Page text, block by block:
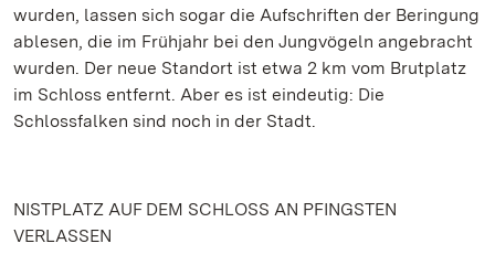
wurden, lassen sich sogar die Aufschriften der Beringung
ablesen, die im Frühjahr bei den Jungvögeln angebracht
wurden. Der neue Standort ist etwa 2 km vom Brutplatz
im Schloss entfernt. Aber es ist eindeutig: Die
Schlossfalken sind noch in der Stadt.
NISTPLATZ AUF DEM SCHLOSS AN PFINGSTEN
VERLASSEN